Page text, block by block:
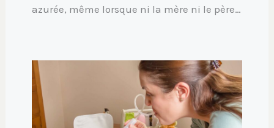
azurée, même lorsque ni la mère ni le père…